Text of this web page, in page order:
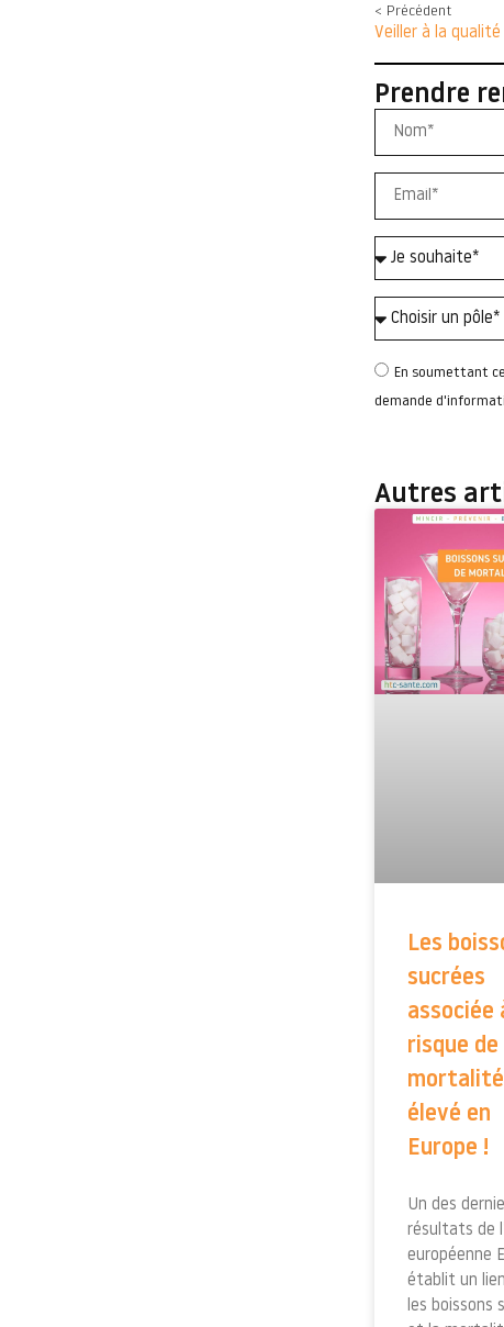
< Précédent
Prendre
En soumettant
demande
Autres
Les
sucrées
associée
risque de
mortalité
élevé en
Europe !
Un des
résultats de
européenne
établit un
les boissons